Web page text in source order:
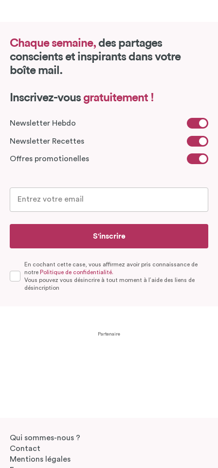
Chaque semaine, des partages
conscients et inspirants dans votre
boîte mail.
Inscrivez-vous gratuitement !
Newsletter Hebdo
Newsletter Recettes
Offres promotionelles
S'inscrire
En cochant cette case, vous affirmez avoir pris connaissance de
notre Politique de confidentialité.
Vous pouvez vous désincrire à tout moment à l’aide des liens de
désincription
Partenaire
Qui sommes-nous ?
Contact
Mentions légales